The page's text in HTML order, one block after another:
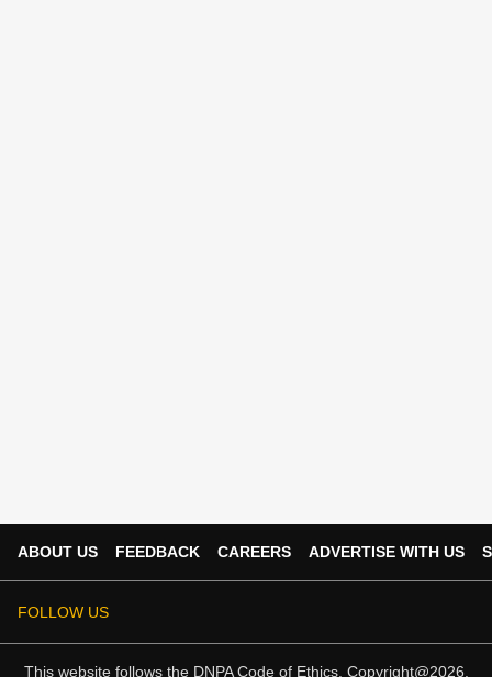
ABOUT US FEEDBACK CAREERS ADVERTISE WITH US
FOLLOW US
This website follows the DNPA Code of Ethics. Copyright@2026.